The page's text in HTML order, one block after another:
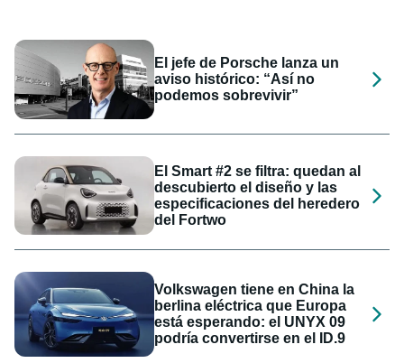
El jefe de Porsche lanza un
aviso histórico: “Así no
podemos sobrevivir”
El Smart #2 se filtra: quedan al
descubierto el diseño y las
especificaciones del heredero
del Fortwo
Volkswagen tiene en China la
berlina eléctrica que Europa
está esperando: el UNYX 09
podría convertirse en el ID.9